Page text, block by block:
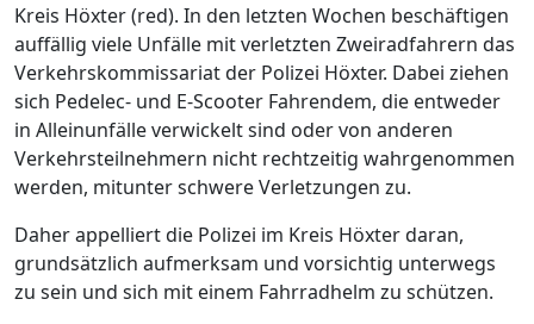
Kreis Höxter (red). In den letzten Wochen beschäftigen
auffällig viele Unfälle mit verletzten Zweiradfahrern das
Verkehrskommissariat der Polizei Höxter. Dabei ziehen
sich Pedelec- und E-Scooter Fahrendem, die entweder
in Alleinunfälle verwickelt sind oder von anderen
Verkehrsteilnehmern nicht rechtzeitig wahrgenommen
werden, mitunter schwere Verletzungen zu.
Daher appelliert die Polizei im Kreis Höxter daran,
grundsätzlich aufmerksam und vorsichtig unterwegs
zu sein und sich mit einem Fahrradhelm zu schützen.